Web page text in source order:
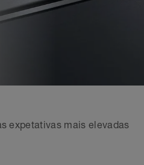
expetativas mais elevadas